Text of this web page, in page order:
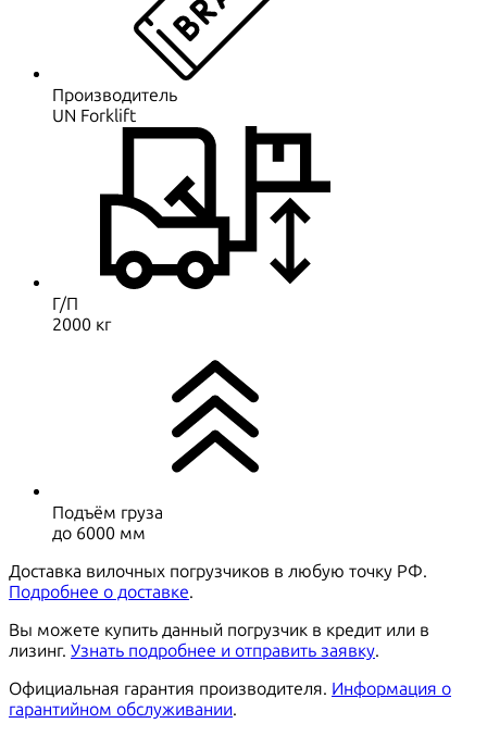
Производитель
UN Forklift
Г/П
2000 кг
Подъём груза
до 6000 мм
Доставка вилочных погрузчиков в любую точку РФ.
Подробнее о доставке.
Вы можете купить данный погрузчик в кредит или в
лизинг. Узнать подробнее и отправить заявку.
Официальная гарантия производителя. Информация о
гарантийном обслуживании.